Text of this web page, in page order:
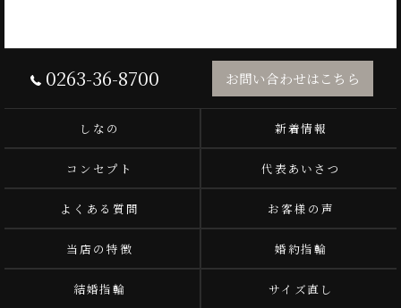
0263-36-8700 お問い合わせはこちら
しなの 新着情報
コンセプト 代表あいさつ
よくある質問 お客様の声
当店の特徴 婚約指輪
結婚指輪 サイズ直し